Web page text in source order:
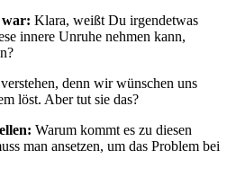
war: Klara, weißt Du irgendetwas
innere Unruhe nehmen kann,
denn wir wünschen uns
löst. Aber tut sie das?
Warum kommt es zu diesen
man ansetzen, um das Problem bei